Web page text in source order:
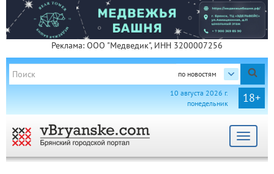
Реклама: ООО "Медведик", ИНН 3200007256
по новостям
18+
10 августа 2026 г.
понедельник
Toggle